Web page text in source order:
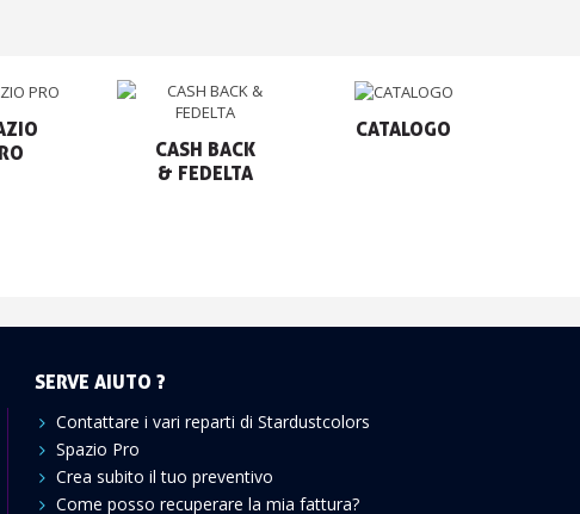
CASH BACK
& FEDELTA
CATALOGO
SERVE AIUTO ?
Contattare i vari reparti di Stardustcolors
Spazio Pro
Crea subito il tuo preventivo
Come posso recuperare la mia fattura?